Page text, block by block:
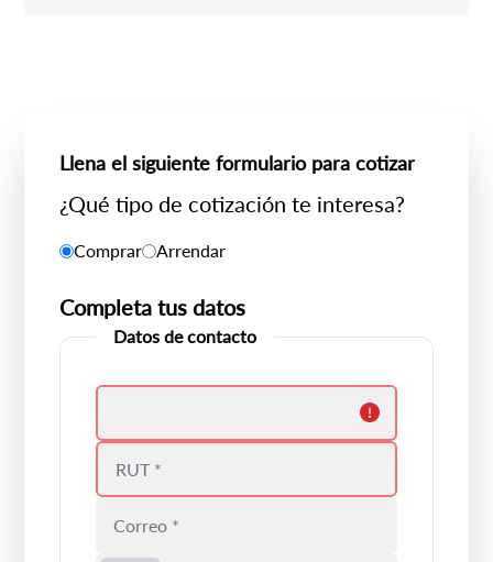
Llena el siguiente formulario para cotizar
¿Qué tipo de cotización te interesa?
Comprar Arrendar
Completa tus datos
Datos de contacto